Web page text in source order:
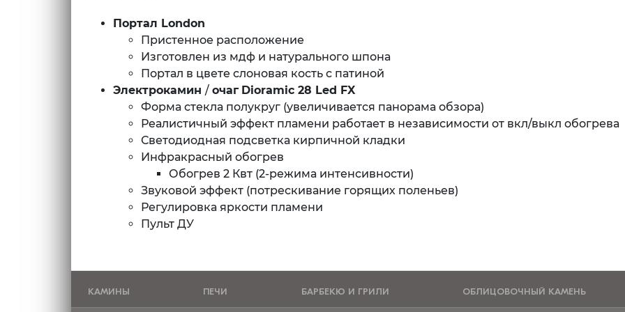
Портал London
Пристенное расположение
Изготовлен из мдф и натурального шпона
Портал в цвете слоновая кость с патиной
Электрокамин / очаг Dioramic 28 Led FX
Форма стекла полукруг (увеличивается панорама обзора)
Реалистичный эффект пламени работает в независимости от вкл/выкл обогрева
Светодиодная подсветка кирпичной кладки
Инфракрасный обогрев
Обогрев 2 Квт (2-режима интенсивности)
Звуковой эффект (потрескивание горящих поленьев)
Регулировка яркости пламени
Пульт ДУ
КАМИНЫ ПЕЧИ БАРБЕКЮ И ГРИЛИ ОБЛИЦОВОЧНЫЙ КАМЕНЬ